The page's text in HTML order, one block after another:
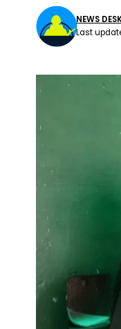
Last
NEWS